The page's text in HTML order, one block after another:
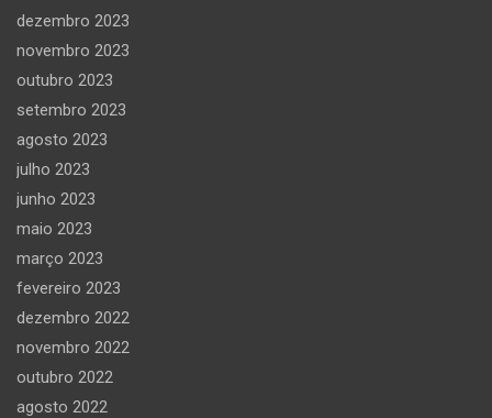
dezembro 2023
novembro 2023
outubro 2023
setembro 2023
agosto 2023
julho 2023
junho 2023
maio 2023
março 2023
fevereiro 2023
dezembro 2022
novembro 2022
outubro 2022
agosto 2022